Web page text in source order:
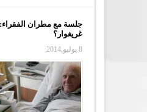
جلسة مع مطران الفقراء:
غريغوار؟
8 يوليو,2014